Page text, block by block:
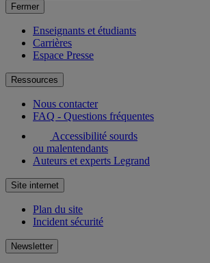
Fermer
Enseignants et étudiants
Carrières
Espace Presse
Ressources
Nous contacter
FAQ - Questions fréquentes
Accessibilité sourds
ou malentendants
Auteurs et experts Legrand
Site internet
Plan du site
Incident sécurité
Newsletter